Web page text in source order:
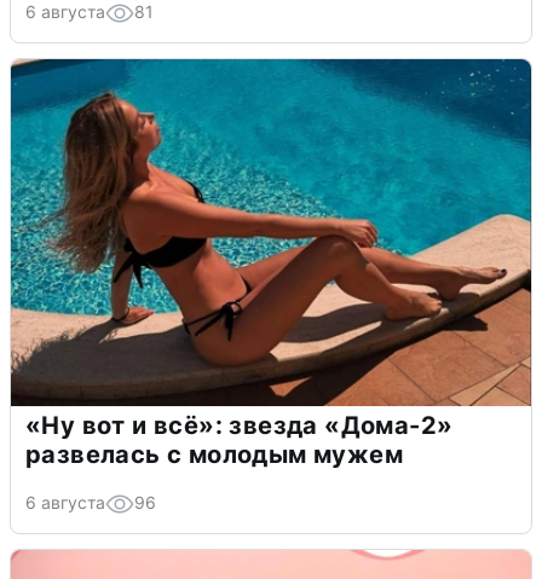
6 августа 81
«Ну вот и всё»: звезда «Дома-2»
развелась с молодым мужем
6 августа 96